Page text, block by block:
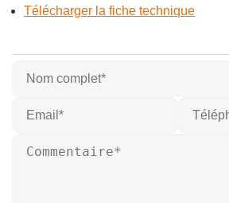
Télécharger la fiche technique